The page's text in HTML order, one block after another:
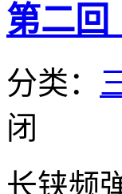
第二
分类：
闭
长铗频